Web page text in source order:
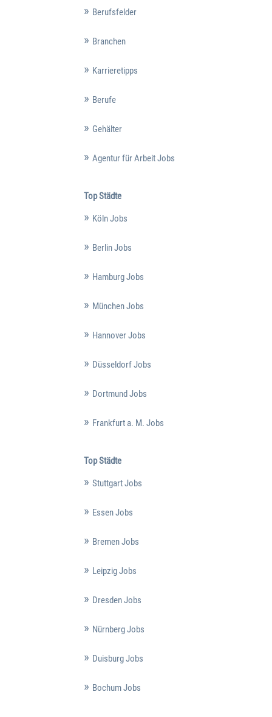
Berufsfelder
Branchen
Karrieretipps
Berufe
Gehälter
Agentur für Arbeit Jobs
Top Städte
Köln Jobs
Berlin Jobs
Hamburg Jobs
München Jobs
Hannover Jobs
Düsseldorf Jobs
Dortmund Jobs
Frankfurt a. M. Jobs
Top Städte
Stuttgart Jobs
Essen Jobs
Bremen Jobs
Leipzig Jobs
Dresden Jobs
Nürnberg Jobs
Duisburg Jobs
Bochum Jobs